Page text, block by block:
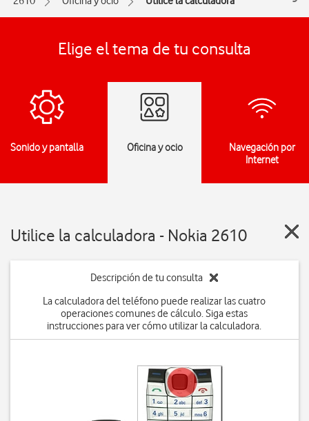
Elige el tema de tu consulta
Sonido y pantalla Oficina y ocio
Navegación por
Internet
Utilice la calculadora - Nokia 2610
Descripción de tu consulta
La calculadora del teléfono puede realizar las cuatro
operaciones comunes de cálculo. Siga estas
instrucciones para ver cómo utilizar la calculadora.